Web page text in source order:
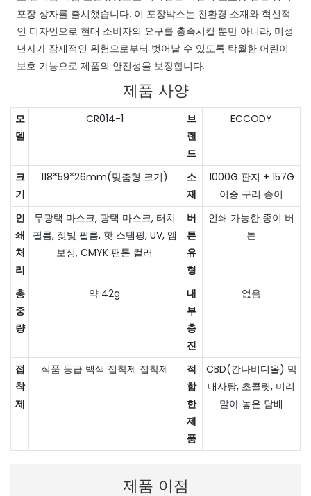
포장 상자를 출시했습니다. 이 포장박스는 친환경 소재와 혁신적
인 디자인으로 현대 소비자의 요구를 충족시킬 뿐만 아니라, 미성
년자가 잠재적인 위험으로부터 벗어날 수 있도록 탁월한 어린이
보호 기능으로 제품의 안전성을 보장합니다.
제품 사양
모
델
CR014-1
브
랜
드
ECCODY
크
기
118*59*26mm(맞춤형 크기)
소
재
1000G 판지 + 157G
이중 구리 종이
인
쇄
처
리
무광택 마스크, 광택 마스크, 터치
필름, 젖빛 필름, 핫 스탬핑, UV, 엠
보싱, CMYK 팬톤 컬러
버
튼
유
형
인쇄 가능한 종이 버
튼
총
중
량
약 42g
내
부
충
진
없음
접
착
제
식품 등급 백색 접착제 접착제
적
합
한
제
품
CBD(칸나비디올) 막
대사탕, 초콜릿, 미리
말아 놓은 담배
제품 이점